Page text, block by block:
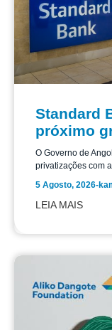
Standard
próximo
O Governo de
privatizações com
5 Agosto, 2026-
LEIA MAIS